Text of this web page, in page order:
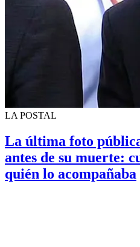
LA POSTAL
La última foto
antes de su muerte:
quién lo acompañaba